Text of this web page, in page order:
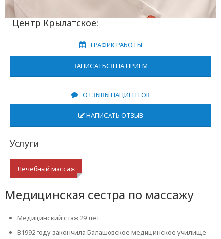
Центр Крылатское:
ГРАФИК РАБОТЫ
ЗАПИСАТЬСЯ НА ПРИЕМ
ОТЗЫВЫ ПАЦИЕНТОВ
НАПИСАТЬ ОТЗЫВ
Услуги
Лечебный массаж
Медицинская сестра по массажу
Медицинский стаж 29 лет.
В1992 году закончила Балашовское медицинское училище